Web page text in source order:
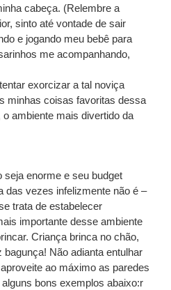
cabeça. (Relembre a
sinto até vontade de sair
e jogando meu bebê para
me acompanhando,
exorcizar a tal noviça
minhas coisas favoritas dessa
ambiente mais divertido da
seja enorme e seu budget
das vezes infelizmente não é –
trata de estabelecer
importante desse ambiente
Criança brinca no chão,
Não adianta entulhar
ao máximo as paredes
bons exemplos abaixo:r